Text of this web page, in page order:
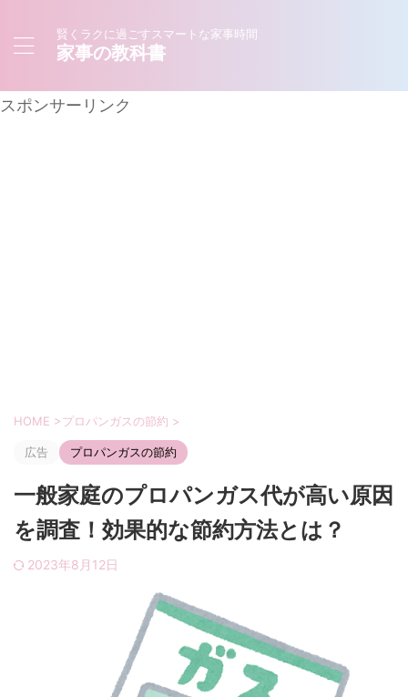
賢くラクに過ごすスマートな家事時間
家事の教科書
スポンサーリンク
HOME >プロパンガスの節約 >
広告 プロパンガスの節約
一般家庭のプロパンガス代が高い原因
を調査！効果的な節約方法とは？
2023年8月12日